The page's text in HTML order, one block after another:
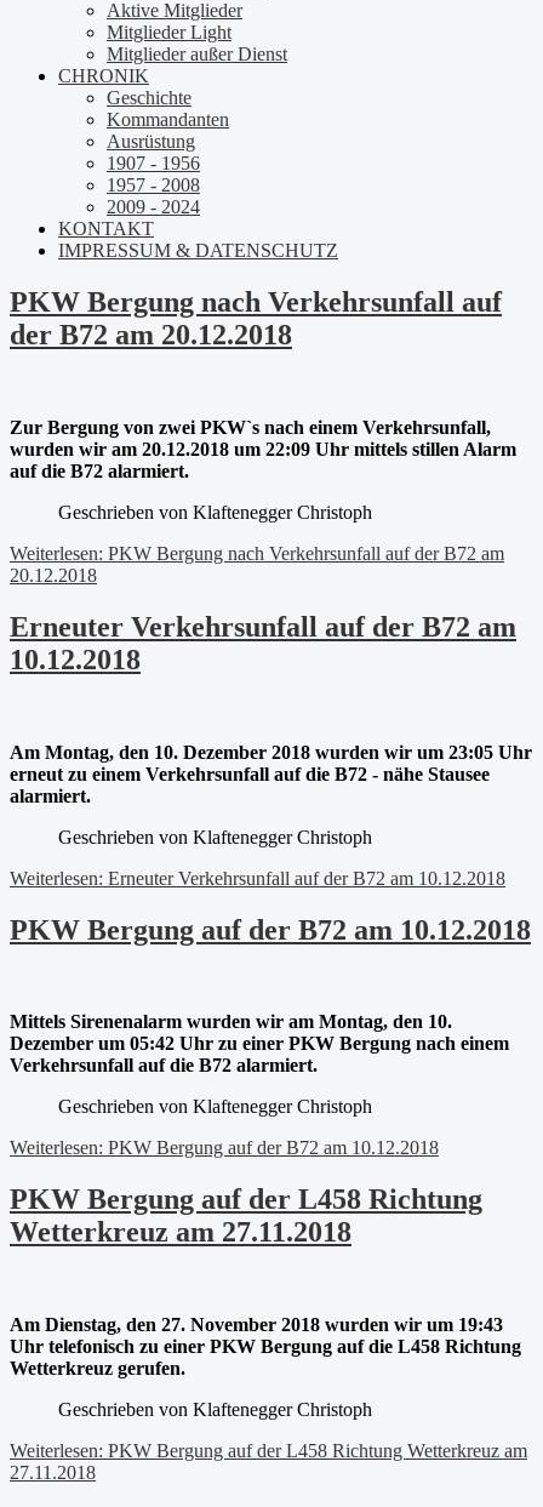
Aktive Mitglieder
Mitglieder Light
Mitglieder außer Dienst
CHRONIK
Geschichte
Kommandanten
Ausrüstung
1907 - 1956
1957 - 2008
2009 - 2024
KONTAKT
IMPRESSUM & DATENSCHUTZ
PKW Bergung nach Verkehrsunfall auf
der B72 am 20.12.2018
Zur Bergung von zwei PKW`s nach einem Verkehrsunfall,
wurden wir am 20.12.2018 um 22:09 Uhr mittels stillen Alarm
auf die B72 alarmiert.
Geschrieben von Klaftenegger Christoph
Weiterlesen: PKW Bergung nach Verkehrsunfall auf der B72 am
20.12.2018
Erneuter Verkehrsunfall auf der B72 am
10.12.2018
Am Montag, den 10. Dezember 2018 wurden wir um 23:05 Uhr
erneut zu einem Verkehrsunfall auf die B72 - nähe Stausee
alarmiert.
Geschrieben von Klaftenegger Christoph
Weiterlesen: Erneuter Verkehrsunfall auf der B72 am 10.12.2018
PKW Bergung auf der B72 am 10.12.2018
Mittels Sirenenalarm wurden wir am Montag, den 10.
Dezember um 05:42 Uhr zu einer PKW Bergung nach einem
Verkehrsunfall auf die B72 alarmiert.
Geschrieben von Klaftenegger Christoph
Weiterlesen: PKW Bergung auf der B72 am 10.12.2018
PKW Bergung auf der L458 Richtung
Wetterkreuz am 27.11.2018
Am Dienstag, den 27. November 2018 wurden wir um 19:43
Uhr telefonisch zu einer PKW Bergung auf die L458 Richtung
Wetterkreuz gerufen.
Geschrieben von Klaftenegger Christoph
Weiterlesen: PKW Bergung auf der L458 Richtung Wetterkreuz am
27.11.2018